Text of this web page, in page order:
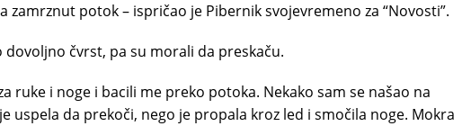
zamrznut potok – ispričao je Pibernik svojevremeno za “Novosti”.
čvrst, pa su morali da preskaču.
ruke i noge i bacili me preko potoka. Nekako sam se našao na
uspela da prekoči, nego je propala kroz led i smočila noge. Mokra